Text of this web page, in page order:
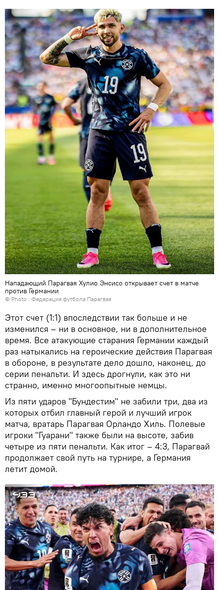
Нападающий Парагвая Хулио Энсисо открывает счет в матче
против Германии
© Photo : Федерация футбола Парагвая
Этот счет (1:1) впоследствии так больше и не
изменился – ни в основное, ни в дополнительное
время. Все атакующие старания Германии каждый
раз натыкались на героические действия Парагвая
в обороне, в результате дело дошло, наконец, до
серии пенальти. И здесь дрогнули, как это ни
странно, именно многоопытные немцы.
Из пяти ударов "Бундестим" не забили три, два из
которых отбил главный герой и лучший игрок
матча, вратарь Парагвая Орландо Хиль. Полевые
игроки "Гуарани" также были на высоте, забив
четыре из пяти пенальти. Как итог – 4:3, Парагвай
продолжает свой путь на турнире, а Германия
летит домой.